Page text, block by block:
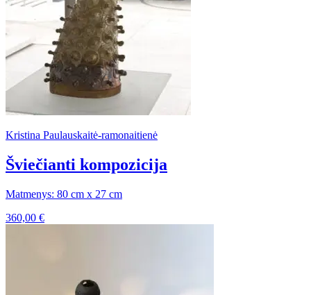
Kristina Paulauskaitė-ramonaitienė
Šviečianti kompozicija
Matmenys: 80 cm x 27 cm
360,00 €